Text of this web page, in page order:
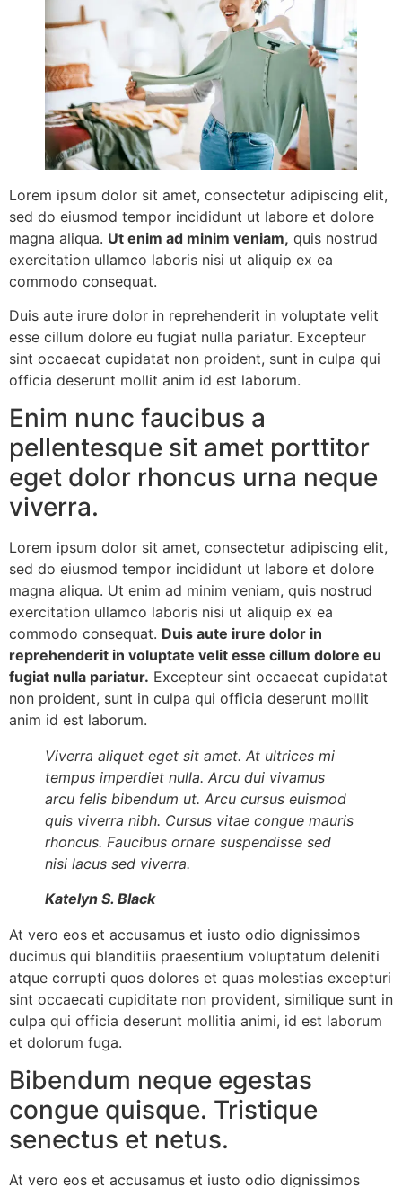
Lorem ipsum dolor sit amet, consectetur adipiscing elit,
sed do eiusmod tempor incididunt ut labore et dolore
magna aliqua. Ut enim ad minim veniam, quis nostrud
exercitation ullamco laboris nisi ut aliquip ex ea
commodo consequat.
Duis aute irure dolor in reprehenderit in voluptate velit
esse cillum dolore eu fugiat nulla pariatur. Excepteur
sint occaecat cupidatat non proident, sunt in culpa qui
officia deserunt mollit anim id est laborum.
Enim nunc faucibus a
pellentesque sit amet porttitor
eget dolor rhoncus urna neque
viverra.
Lorem ipsum dolor sit amet, consectetur adipiscing elit,
sed do eiusmod tempor incididunt ut labore et dolore
magna aliqua. Ut enim ad minim veniam, quis nostrud
exercitation ullamco laboris nisi ut aliquip ex ea
commodo consequat. Duis aute irure dolor in
reprehenderit in voluptate velit esse cillum dolore eu
fugiat nulla pariatur. Excepteur sint occaecat cupidatat
non proident, sunt in culpa qui officia deserunt mollit
anim id est laborum.
Viverra aliquet eget sit amet. At ultrices mi
tempus imperdiet nulla. Arcu dui vivamus
arcu felis bibendum ut. Arcu cursus euismod
quis viverra nibh. Cursus vitae congue mauris
rhoncus. Faucibus ornare suspendisse sed
nisi lacus sed viverra.
Katelyn S. Black
At vero eos et accusamus et iusto odio dignissimos
ducimus qui blanditiis praesentium voluptatum deleniti
atque corrupti quos dolores et quas molestias excepturi
sint occaecati cupiditate non provident, similique sunt in
culpa qui officia deserunt mollitia animi, id est laborum
et dolorum fuga.
Bibendum neque egestas
congue quisque. Tristique
senectus et netus.
At vero eos et accusamus et iusto odio dignissimos